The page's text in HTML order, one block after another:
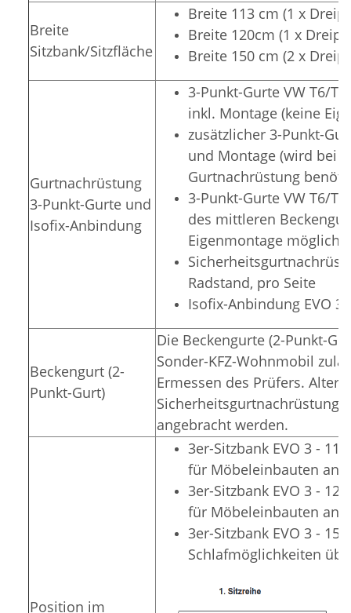
Breite
Sitzbank/Sitzfläche
Breite 113 cm (1 x
Breite 120cm (1 x
Breite 150 cm (2 x
Gurtnachrüstung
3-Punkt-Gurte und
Isofix-Anbindung
3-Punkt-Gurte VW T6/
inkl. Montage (keine
zusätzlicher 3-Punkt-
und Montage (wird bei
Gurtnachrüstung
3-Punkt-Gurte VW T6/
des mittleren
Eigenmontage möglich)
Radstand, pro Seite
Isofix-Anbindung EVO
Beckengurt (2-
Punkt-Gurt)
Die Beckengurte (2-Punkt-
Sonder-KFZ-Wohnmobil
Ermessen des Prüfers.
Sicherheitsgurtnachrüstung
angebracht werden.
Position im
3er-Sitzbank EVO 3 -
für Möbeleinbauten an
3er-Sitzbank EVO 3 -
für Möbeleinbauten an
3er-Sitzbank EVO 3 -
Schlafmöglichkeiten